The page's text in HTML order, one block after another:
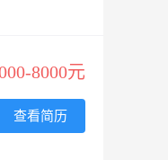
8000元
查看简历